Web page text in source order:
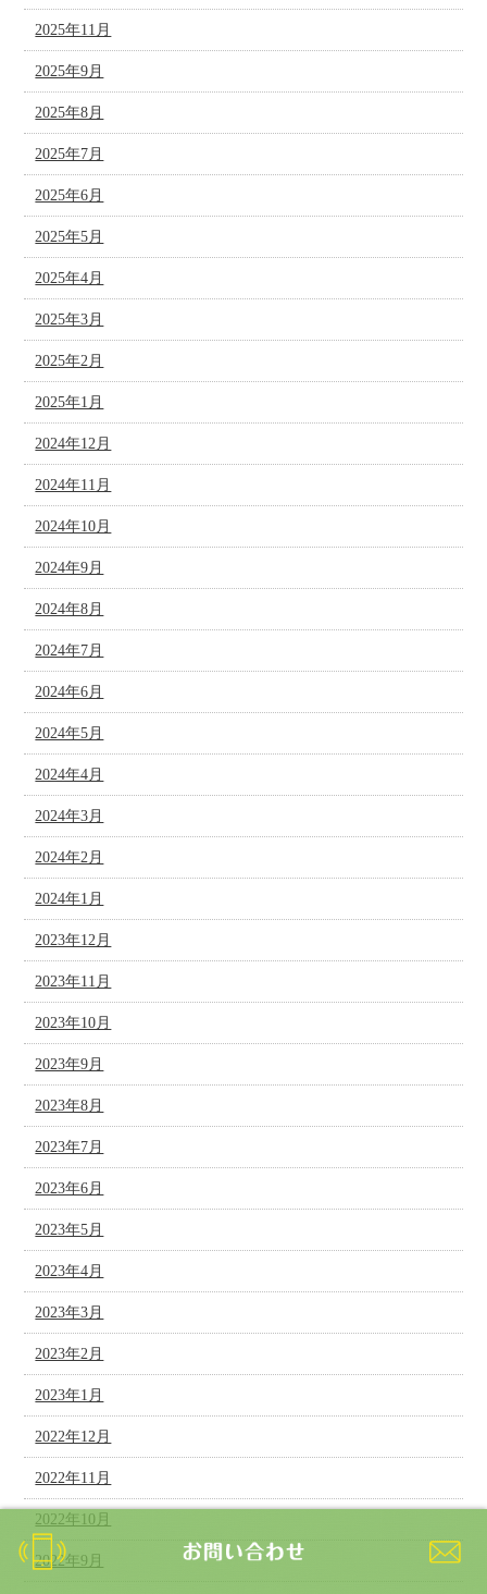
2025年11月
2025年9月
2025年8月
2025年7月
2025年6月
2025年5月
2025年4月
2025年3月
2025年2月
2025年1月
2024年12月
2024年11月
2024年10月
2024年9月
2024年8月
2024年7月
2024年6月
2024年5月
2024年4月
2024年3月
2024年2月
2024年1月
2023年12月
2023年11月
2023年10月
2023年9月
2023年8月
2023年7月
2023年6月
2023年5月
2023年4月
2023年3月
2023年2月
2023年1月
2022年12月
2022年11月
2022年10月
2022年9月